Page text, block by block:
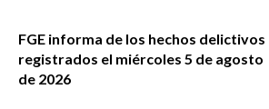
FGE informa de los hechos delictivos
registrados el miércoles 5 de agosto
de 2026